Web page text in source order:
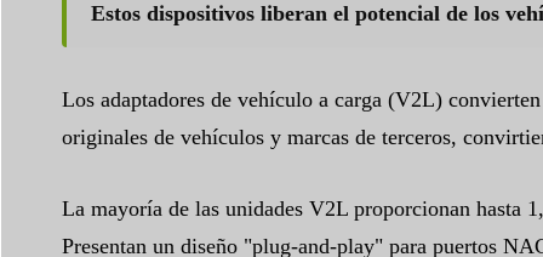
Estos dispositivos liberan el potencial de los
Los adaptadores de vehículo a carga (V2L)
originales de vehículos y marcas de terceros,
La mayoría de las unidades V2L proporcionan hasta
Presentan un diseño "plug-and-play" para puertos